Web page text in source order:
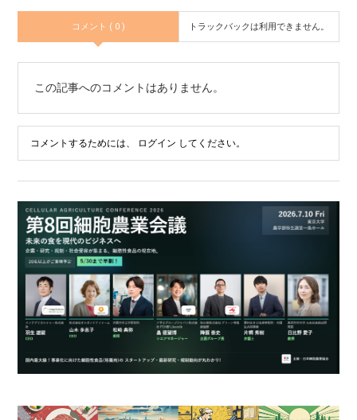
コメント ( 0 ) トラックバックは利用できません。
この記事へのコメントはありません。
コメントするためには、 ログイン してください。